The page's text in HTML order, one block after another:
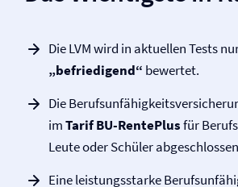
Die LVM wird in aktuellen Tests
„befriedigend“ bewertet.
Die
imTarif BU-RentePlusfür
Leute oder Schüler
Eine leistungsstarke